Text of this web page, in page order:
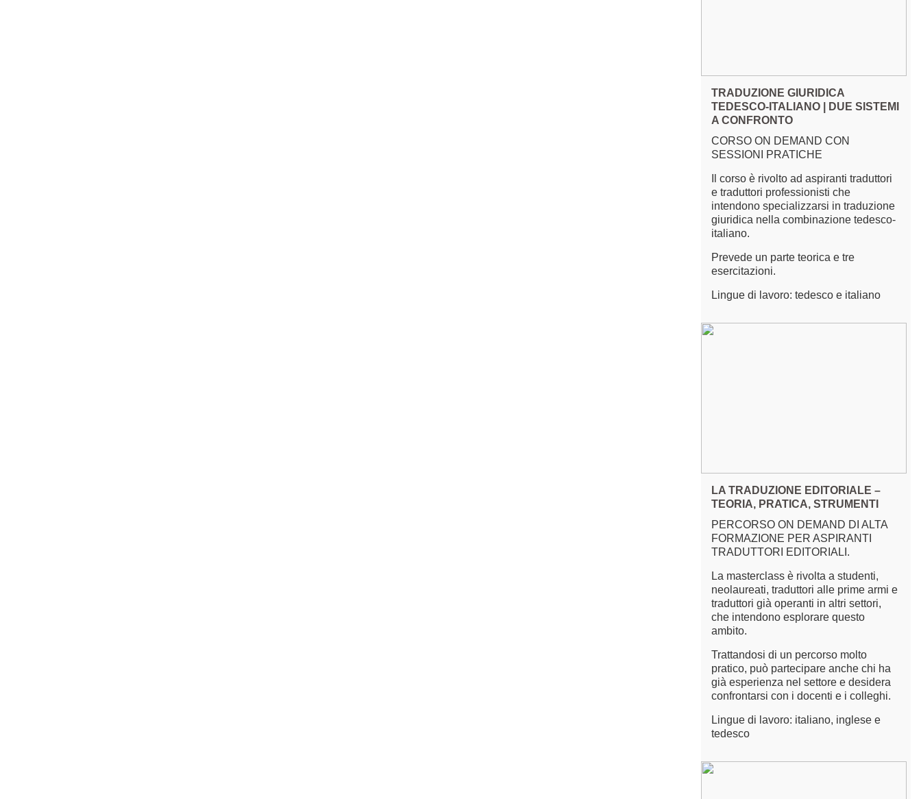
TRADUZIONE GIURIDICA
TEDESCO-ITALIANO | DUE SISTEMI
A CONFRONTO
CORSO ON DEMAND CON
SESSIONI PRATICHE
Il corso è rivolto ad aspiranti traduttori
e traduttori professionisti che
intendono specializzarsi in traduzione
giuridica nella combinazione tedesco-
italiano.
Prevede un parte teorica e tre
esercitazioni.
Lingue di lavoro: tedesco e italiano
LA TRADUZIONE EDITORIALE –
TEORIA, PRATICA, STRUMENTI
PERCORSO ON DEMAND DI ALTA
FORMAZIONE PER ASPIRANTI
TRADUTTORI EDITORIALI.
La masterclass è rivolta a studenti,
neolaureati, traduttori alle prime armi e
traduttori già operanti in altri settori,
che intendono esplorare questo
ambito.
Trattandosi di un percorso molto
pratico, può partecipare anche chi ha
già esperienza nel settore e desidera
confrontarsi con i docenti e i colleghi.
Lingue di lavoro: italiano, inglese e
tedesco